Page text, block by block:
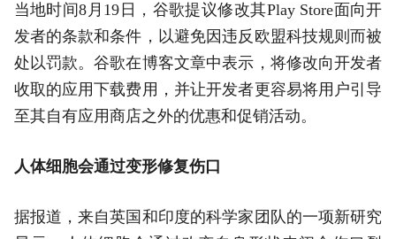
当地时间8月19日，谷歌提议修改其Play Store面向开
发者的条款和条件，以避免因违反欧盟科技规则而被
处以罚款。谷歌在博客文章中表示，将修改向开发者
收取的应用下载费用，并让开发者更容易将用户引导
至其自有应用商店之外的优惠和促销活动。
人体细胞会通过变形修复伤口
据报道，来自英国和印度的科学家团队的一项新研究